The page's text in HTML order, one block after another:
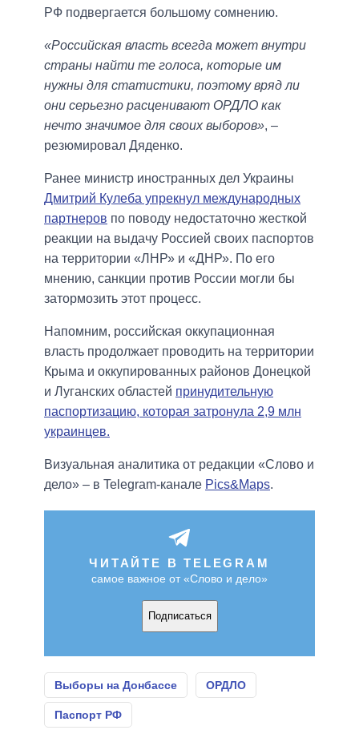
РФ подвергается большому сомнению.
«Российская власть всегда может внутри
страны найти те голоса, которые им
нужны для статистики, поэтому вряд ли
они серьезно расценивают ОРДЛО как
нечто значимое для своих выборов», ‒
резюмировал Дяденко.
Ранее министр иностранных дел Украины
Дмитрий Кулеба упрекнул международных
партнеров по поводу недостаточно жесткой
реакции на выдачу Россией своих паспортов
на территории «ЛНР» и «ДНР». По его
мнению, санкции против России могли бы
затормозить этот процесс.
Напомним, российская оккупационная
власть продолжает проводить на территории
Крыма и оккупированных районов Донецкой
и Луганских областей принудительную
паспортизацию, которая затронула 2,9 млн
украинцев.
Визуальная аналитика от редакции «Слово и
дело» – в Telegram-канале Pics&Maps.
ЧИТАЙТЕ В TELEGRAM
самое важное от «Слово и дело»
Подписаться
Выборы на Донбассе ОРДЛО
Паспорт РФ